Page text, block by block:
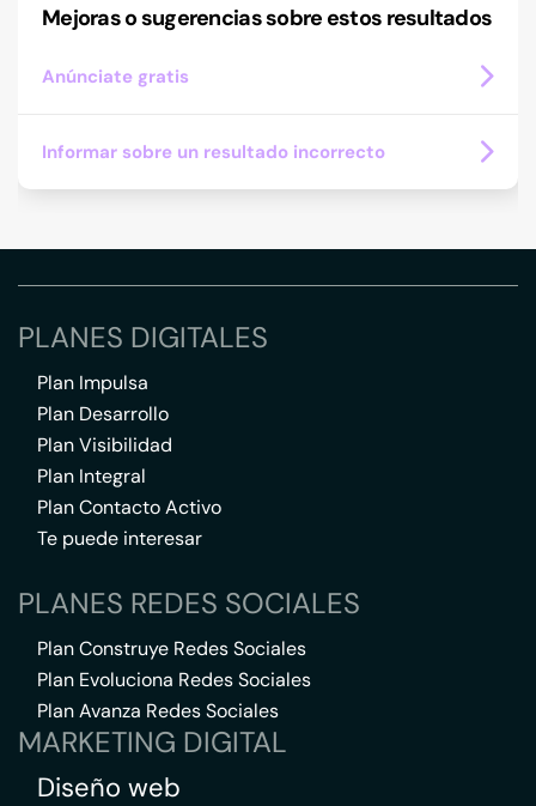
Mejoras o sugerencias sobre estos resultados
Anúnciate gratis
Informar sobre un resultado incorrecto
PLANES DIGITALES
Plan Impulsa
Plan Desarrollo
Plan Visibilidad
Plan Integral
Plan Contacto Activo
Te puede interesar
PLANES REDES SOCIALES
Plan Construye Redes Sociales
Plan Evoluciona Redes Sociales
Plan Avanza Redes Sociales
MARKETING DIGITAL
Diseño web